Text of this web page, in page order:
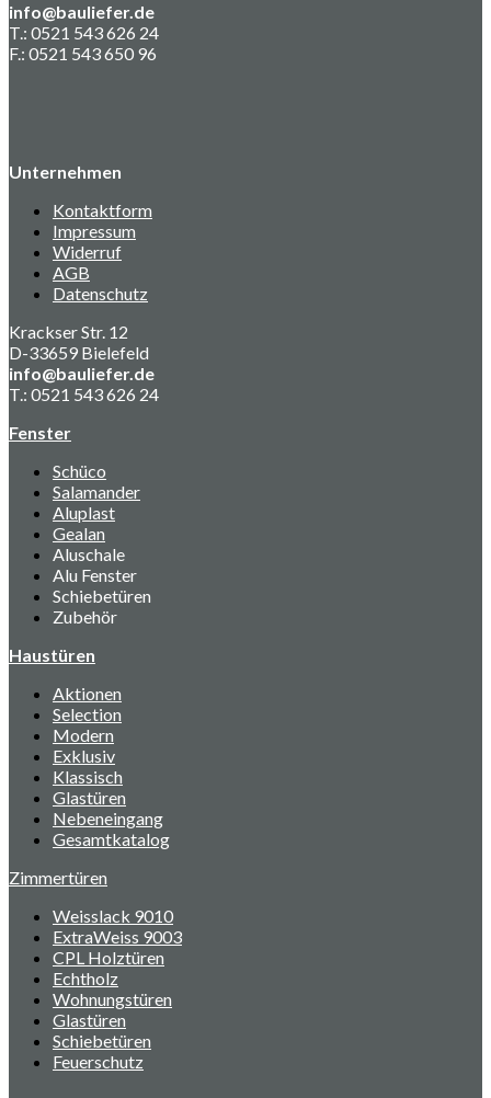
info@bauliefer.de
T.: 0521 543 626 24
F.: 0521 543 650 96
Unternehmen
Kontaktform
Impressum
Widerruf
AGB
Datenschutz
Krackser Str. 12
D-33659 Bielefeld
info@bauliefer.de
T.: 0521 543 626 24
Fenster
Schüco
Salamander
Aluplast
Gealan
Aluschale
Alu Fenster
Schiebetüren
Zubehör
Haustüren
Aktionen
Selection
Modern
Exklusiv
Klassisch
Glastüren
Nebeneingang
Gesamtkatalog
Zimmertüren
Weisslack 9010
ExtraWeiss 9003
CPL Holztüren
Echtholz
Wohnungstüren
Glastüren
Schiebetüren
Feuerschutz